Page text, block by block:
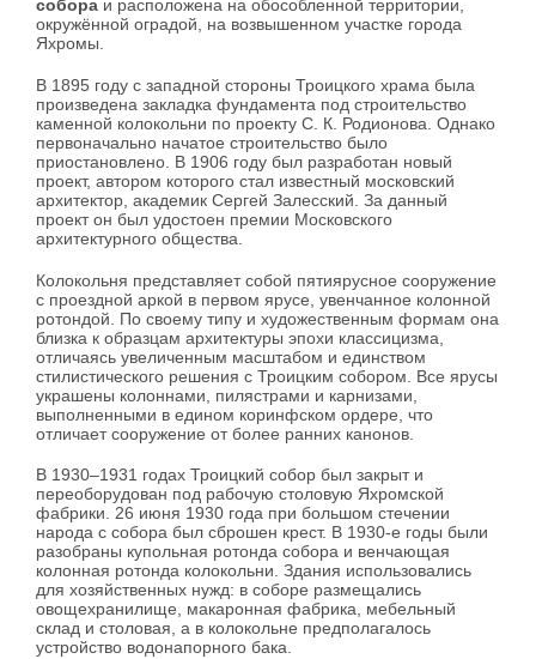
собора и расположена на обособленной территории,
окружённой оградой, на возвышенном участке города
Яхромы.
В 1895 году с западной стороны Троицкого храма была
произведена закладка фундамента под строительство
каменной колокольни по проекту С. К. Родионова. Однако
первоначально начатое строительство было
приостановлено. В 1906 году был разработан новый
проект, автором которого стал известный московский
архитектор, академик Сергей Залесский. За данный
проект он был удостоен премии Московского
архитектурного общества.
Колокольня представляет собой пятиярусное сооружение
с проездной аркой в первом ярусе, увенчанное колонной
ротондой. По своему типу и художественным формам она
близка к образцам архитектуры эпохи классицизма,
отличаясь увеличенным масштабом и единством
стилистического решения с Троицким собором. Все ярусы
украшены колоннами, пилястрами и карнизами,
выполненными в едином коринфском ордере, что
отличает сооружение от более ранних канонов.
В 1930–1931 годах Троицкий собор был закрыт и
переоборудован под рабочую столовую Яхромской
фабрики. 26 июня 1930 года при большом стечении
народа с собора был сброшен крест. В 1930-е годы были
разобраны купольная ротонда собора и венчающая
колонная ротонда колокольни. Здания использовались
для хозяйственных нужд: в соборе размещались
овощехранилище, макаронная фабрика, мебельный
склад и столовая, а в колокольне предполагалось
устройство водонапорного бака.